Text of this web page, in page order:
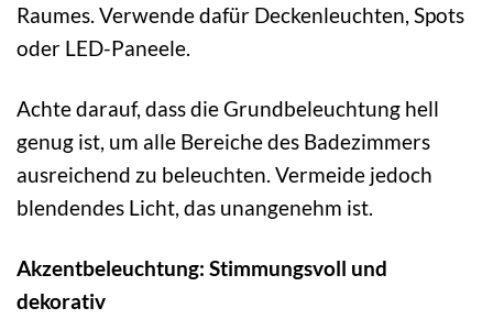
Raumes. Verwende dafür Deckenleuchten, Spots
oder LED-Paneele.
Achte darauf, dass die Grundbeleuchtung hell
genug ist, um alle Bereiche des Badezimmers
ausreichend zu beleuchten. Vermeide jedoch
blendendes Licht, das unangenehm ist.
Akzentbeleuchtung: Stimmungsvoll und
dekorativ